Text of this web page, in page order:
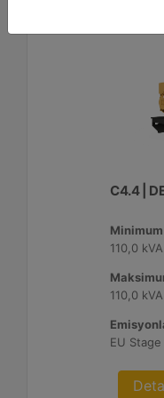
C4.4 |
Minimum
110,0 kVA
110,0 kVA
EU Stage